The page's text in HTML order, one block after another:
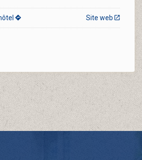
Site web